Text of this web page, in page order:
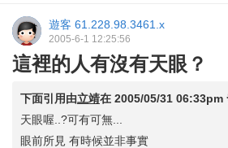
遊客 61.228.98.3461.x
2005-6-1 12:25:56
這裡的人有沒有天眼？
下面引用由立靖在 2005/05/31 06:33pm
天眼喔..?可有可無...
眼前所見 有時候並非事實